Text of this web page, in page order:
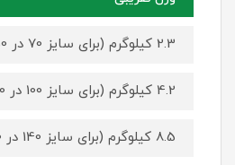
2.3 کیلوگرم (برای سایز 70 در 50)
4.2 کیلوگرم (برای سایز 100 در 70)
8.5 کیلوگرم (برای سایز 140 در 100)